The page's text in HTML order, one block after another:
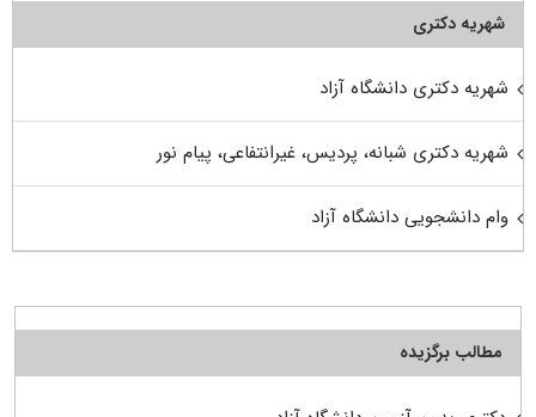
شهریه دکتری
شهریه دکتری دانشگاه آزاد
شهریه دکتری شبانه، پردیس، غیرانتفاعی، پیام نور
وام دانشجویی دانشگاه آزاد
مطالب برگزیده